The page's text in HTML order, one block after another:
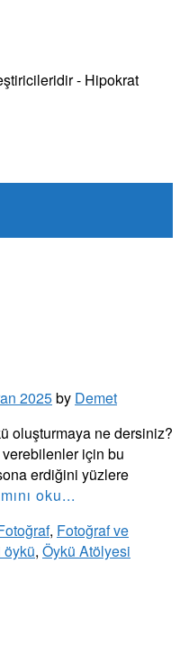
- Hipokrat
2025by Demet
oluşturmaya ne dersiniz?
için bu
erdiğini yüzlere
oku...
, Fotoğraf ve
, Öykü Atölyesi